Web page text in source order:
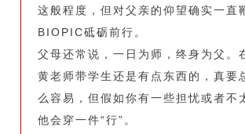
这般程度，但对父亲的仰望确实一直
BIOPIC砥砺前行。
父母还常说，一日为师，终身为父。
黄老师带学生还是有点东西的，真要
么容易，但假如你有一些担忧或者不
他会穿一件“行”。